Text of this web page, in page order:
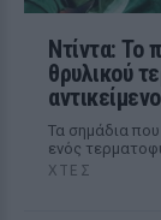
Ντίντα: Το
θρυλικού
Τα σημάδια
ενός
ΧΤΕΣ